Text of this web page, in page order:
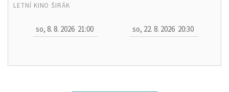
LETNÍ KINO ŠIRÁK
so, 8. 8. 2026 21:00 so, 22. 8. 2026 20:30